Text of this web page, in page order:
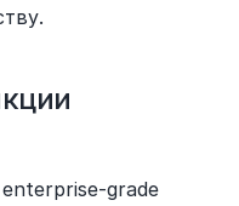
enterprise-grade